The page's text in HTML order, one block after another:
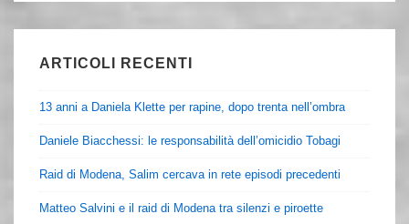
ARTICOLI RECENTI
13 anni a Daniela Klette per rapine, dopo trenta nell’ombra
Daniele Biacchessi: le responsabilità dell’omicidio Tobagi
Raid di Modena, Salim cercava in rete episodi precedenti
Matteo Salvini e il raid di Modena tra silenzi e piroette